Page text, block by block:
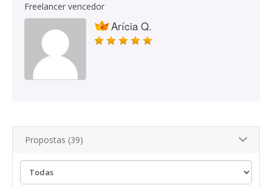
Freelancer vencedor
Arícia Q.
Propostas (39)